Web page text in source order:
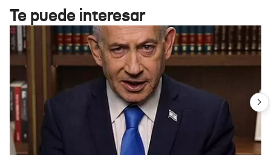
Te puede interesar